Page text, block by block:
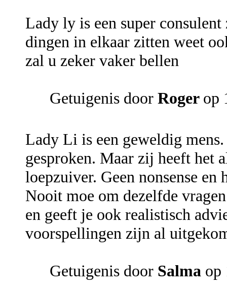
Lady ly is een super
dingen in elkaar zitten weet
zal u zeker vaker bellen
Getuigenis door Roger op
Lady Li is een geweldig
gesproken. Maar zij heeft het
loepzuiver. Geen nonsense
Nooit moe om dezelfde
en geeft je ook realistisch
voorspellingen zijn al
Getuigenis door Salma op